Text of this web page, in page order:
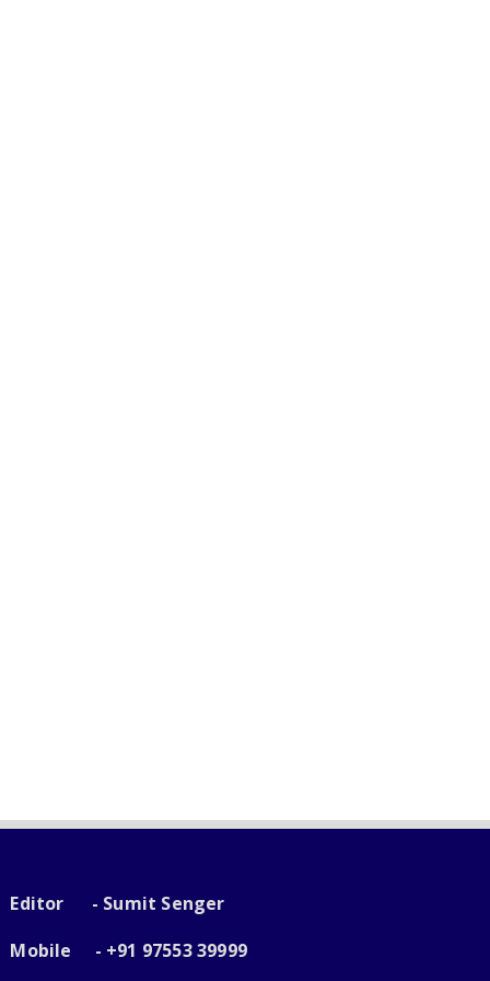
Editor - Sumit Senger
Mobile - +91 97553 39999